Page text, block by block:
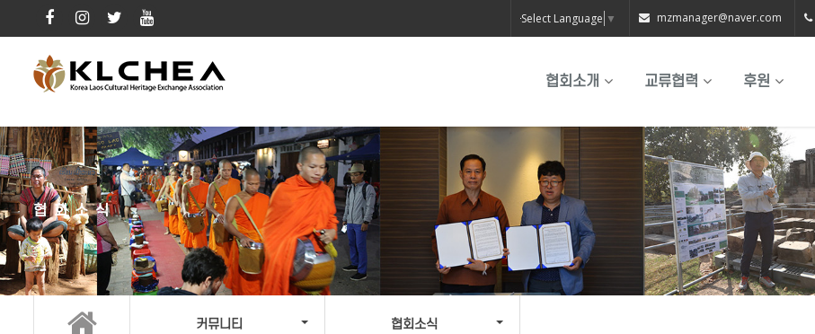
Select Language ▼ mzmanager@naver.com
협회소개 교류협력 후원
협회소식
커뮤니티 협회소식